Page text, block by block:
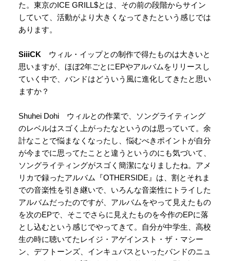
た。東京のICE GRILL$とは、その前の段階からサイン
していて、活動がより大きくなってきたという感じでは
あります。
SiiiCK ウィル・イップとの制作で得たものは大きいと
思いますが、ほぼ2年ごとにEPやアルバムをリリースし
ていく中で、バンドはどういう風に進化してきたと思い
ますか？
Shuhei Dohi ウィルとの作業で、ソングライティング
のレベルはスゴく上がったなというのは思っていて。余
計なことで悩まなくなったし、悩むべきポイントが自分
が今までに思ってたことと違うというのにも気づいて、
ソングライティングがスゴく簡潔になりましたね。アメ
リカで録ったアルバム『OTHERSIDE』は、割とそれま
での音楽性を引き継いで、いろんな音楽性にトライした
アルバムだったのですが、アルバムをやって見えたもの
を次のEPで、そこでさらに見えたものを今作のEPに落
とし込むという感じでやってきて。自分が中学生、高校
生の時に聴いてたレイジ・アゲインスト・ザ・マシー
ン、デフトーンズ、インキュバスといったバンドのニュ